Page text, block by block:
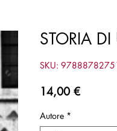
STORIA
SKU:
14,00 €Prezzo
Autore *